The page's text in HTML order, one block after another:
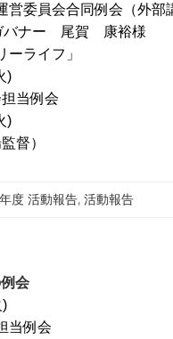
営委員会合同例会（外部
バナー 尾賀 康裕様
ーライフ」
)
当例会
)
督）
度 活動報告, 活動報告
会
)
当例会